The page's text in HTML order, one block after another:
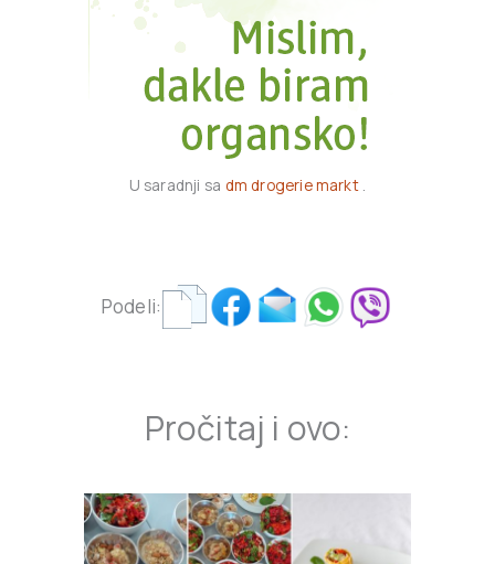
U saradnji sa dm drogerie markt.
Podeli:
Pročitaj i ovo: